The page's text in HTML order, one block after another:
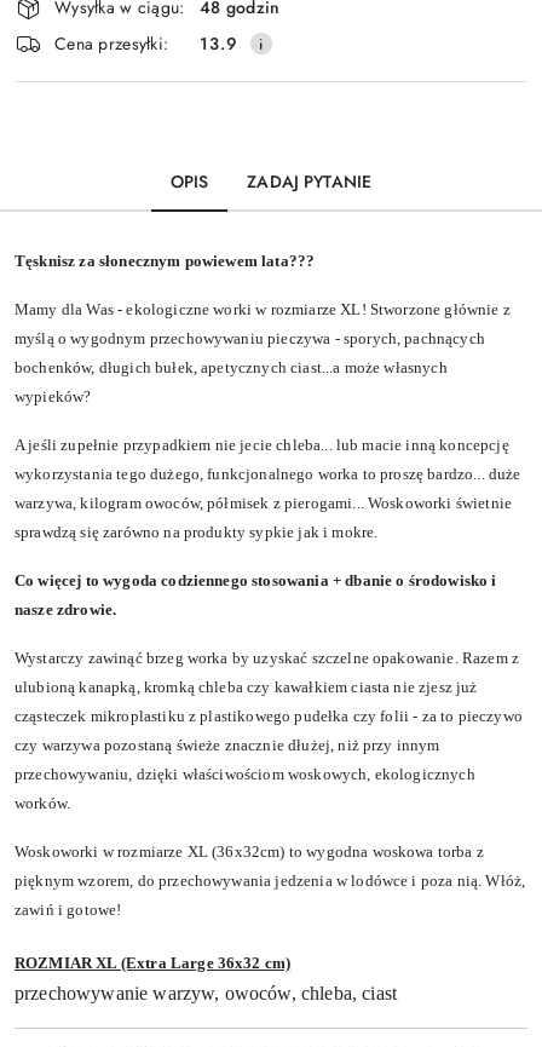
Wyślij
i
dostawa
Wysyłka w ciągu:
48 godzin
Cena przesyłki:
13.9
OPIS ZADAJ PYTANIE
Tęsknisz za słonecznym powiewem lata???
Mamy dla Was - ekologiczne worki w rozmiarze XL! Stworzone głównie z
myślą o wygodnym przechowywaniu pieczywa - sporych, pachnących
bochenków, długich bułek, apetycznych ciast...a może własnych
wypieków?
A jeśli zupełnie przypadkiem nie jecie chleba... lub macie inną koncepcję
wykorzystania tego dużego, funkcjonalnego worka to proszę bardzo... duże
warzywa, kilogram owoców, półmisek z pierogami... Woskoworki świetnie
sprawdzą się zarówno na produkty sypkie jak i mokre.
Co więcej to wygoda codziennego stosowania + dbanie o środowisko i
nasze zdrowie.
Wystarczy zawinąć brzeg worka by uzyskać szczelne opakowanie. Razem z
ulubioną kanapką, kromką chleba czy kawałkiem ciasta nie zjesz już
cząsteczek mikroplastiku z plastikowego pudełka czy folii - za to pieczywo
czy warzywa pozostaną świeże znacznie dłużej, niż przy innym
przechowywaniu, dzięki właściwościom woskowych, ekologicznych
worków.
Woskoworki w rozmiarze XL (36x32cm) to wygodna woskowa torba z
pięknym wzorem, do przechowywania jedzenia w lodówce i poza nią. Włóż,
zawiń i gotowe!
ROZMIAR XL (Extra Large 36x32 cm)
przechowywanie warzyw, owoców, chleba, ciast